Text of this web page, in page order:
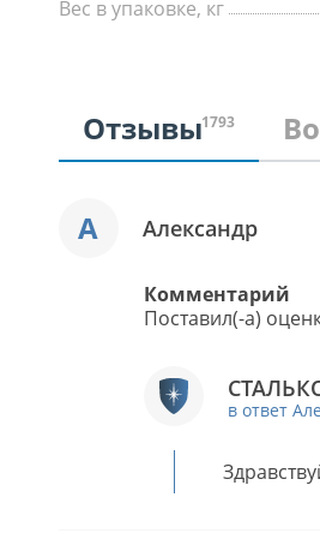
Вес в упаковке, кг
Отзывы1793
А Александр
Комментарий
Поставил(-а)
в ответ